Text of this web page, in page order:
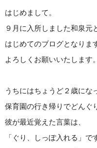
はじめまして。
９月に入所しました和泉元
はじめてのブログとなりま
よろしくお願いいたします。
うちにはちょうど２歳にな
保育園の行き帰りでどんぐ
彼が最近覚えた言葉は、
「ぐり、しっぽ入れる」で